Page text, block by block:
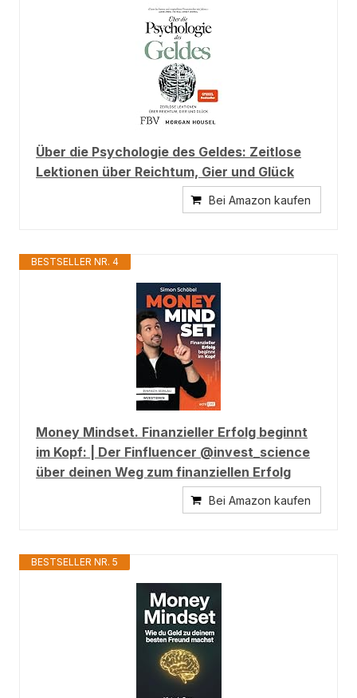
Über die Psychologie des Geldes: Zeitlose
Lektionen über Reichtum, Gier und Glück
Bei Amazon kaufen
BESTSELLER NR. 4
Money Mindset. Finanzieller Erfolg beginnt
im Kopf: | Der Finfluencer @invest_science
über deinen Weg zum finanziellen Erfolg
Bei Amazon kaufen
BESTSELLER NR. 5